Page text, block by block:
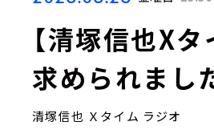
【清塚信也X
求められまし
清塚信也 Ｘタイム ラジオ